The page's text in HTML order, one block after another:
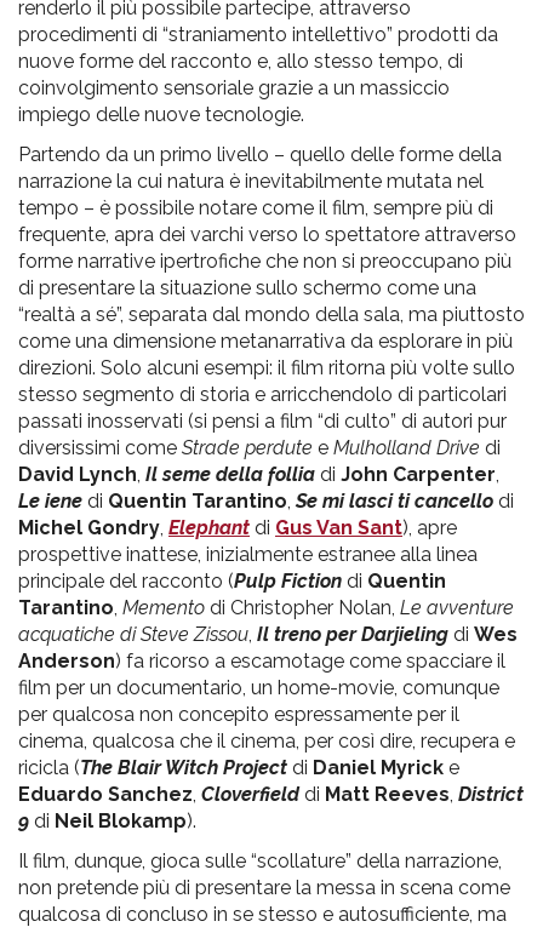
renderlo il più possibile partecipe, attraverso
procedimenti di “straniamento intellettivo” prodotti da
nuove forme del racconto e, allo stesso tempo, di
coinvolgimento sensoriale grazie a un massiccio
impiego delle nuove tecnologie.
Partendo da un primo livello – quello delle forme della
narrazione la cui natura è inevitabilmente mutata nel
tempo – è possibile notare come il film, sempre più di
frequente, apra dei varchi verso lo spettatore attraverso
forme narrative ipertrofiche che non si preoccupano più
di presentare la situazione sullo schermo come una
“realtà a sé”, separata dal mondo della sala, ma piuttosto
come una dimensione metanarrativa da esplorare in più
direzioni. Solo alcuni esempi: il film ritorna più volte sullo
stesso segmento di storia e arricchendolo di particolari
passati inosservati (si pensi a film “di culto” di autori pur
diversissimi come Strade perdute e Mulholland Drive di
David Lynch, Il seme della follia di John Carpenter,
Le iene di Quentin Tarantino,Se mi lasci ti cancello di
Michel Gondry, Elephant di Gus Van Sant), apre
prospettive inattese, inizialmente estranee alla linea
principale del racconto (Pulp Fiction di Quentin
Tarantino, Memento di Christopher Nolan, Le avventure
acquatiche di Steve Zissou, Il treno per Darjieling di Wes
Anderson) fa ricorso a escamotage come spacciare il
film per un documentario, un home-movie, comunque
per qualcosa non concepito espressamente per il
cinema, qualcosa che il cinema, per così dire, recupera e
ricicla (The Blair Witch Project di Daniel Myrick e
Eduardo Sanchez, Cloverfielddi Matt Reeves, District
9 di Neil Blokamp).
Il film, dunque, gioca sulle “scollature” della narrazione,
non pretende più di presentare la messa in scena come
qualcosa di concluso in se stesso e autosufficiente, ma